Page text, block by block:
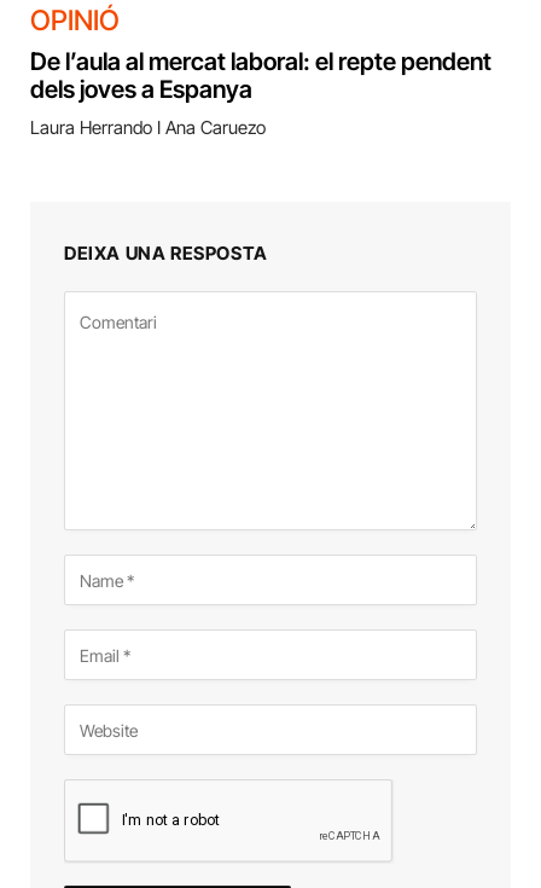
OPINIÓ
De l’aula al mercat laboral: el repte pendent
dels joves a Espanya
Laura Herrando I Ana Caruezo
DEIXA UNA RESPOSTA